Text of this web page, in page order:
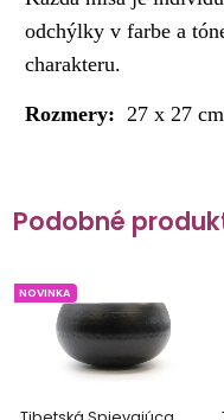
odchýlky v farbe a
charakteru.
Rozmery: 27 x 27 cm
Podobné
NOVINKA